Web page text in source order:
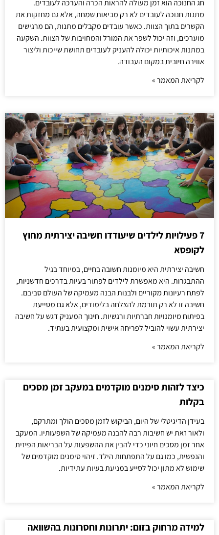
חג החנוכה הוא זמן מעולה להראות הכרה והערכה לעובדים.
מתנות חנוכה לעובדים לא רק מביאות שמחה, אלא גם מחזקות את
הקשרים בתוך הצוות. כאשר עובדים מקבלים מתנות, הם מרגישים
מוערכים, וזה יכול לשפר את המורל והמחויבות של הצוות. השקעה
במתנות איכותיות יכולה להעניק לעובדים תחושת שייכות וליצור
אווירה חיובית במקום העבודה.
לקריאת המאמר »
7 פעילויות לילדים שיעודדו חשיבה יצירתית מחוץ
לקופסא
חשיבה יצירתית היא מיומנות חשובה בחיים, במיוחד בגיל
ההתבגרות. היא מאפשרת לילדים לפתור בעיות בדרכים חדשניות,
לפתח רעיונות מקוריים ולבנות הבנה מעמיקה של העולם סביבם.
חשיבה זו לא רק תורמת להצלחה בלימודים, אלא גם מסייעת
בפיתוח מיומנויות חברתיות ורגשיות. חינוך המעניק דגש על חשיבה
יצירתית עשוי להוביל לפריחה אישית ומקצועית בעתיד.
לקריאת המאמר »
כיצד לזהות סימנים מוקדמים במעקב זמן מסכים
בקלות
בעידן הדיגיטלי של היום, הביקוש לזמן מסכים הולך ומתרקם,
ולאור זאת יש חשיבות רבה להבנה מעמיקה של השפעותיו. המעקב
אחר זמן מסכים חיוני כדי להבין את ההשפעות על הבריאות הפיזית
והנפשית, כמו גם על התפתחות הילד. זיהוי סימנים מוקדמים של
שימוש לא מתון יכול לסייע במניעת בעיות עתידיות.
לקריאת המאמר »
למידה מרחוק בזום: יתרונות וחסרונות בהשוואה